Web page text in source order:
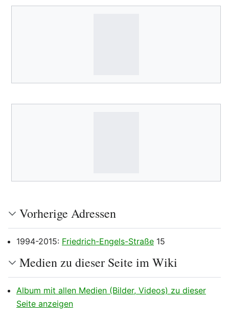
Vorherige Adressen
1994-2015: Friedrich-Engels-Straße 15
Medien zu dieser Seite im Wiki
Album mit allen Medien (Bilder, Videos) zu dieser
Seite anzeigen